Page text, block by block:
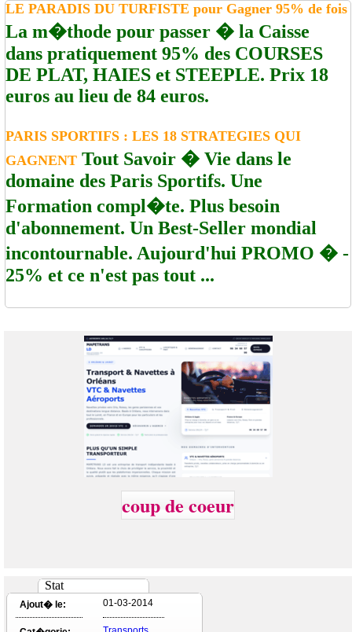
LE PARADIS DU TURFISTE pour Gagner 95% de fois
La m�thode pour passer � la Caisse
dans pratiquement 95% des COURSES
DE PLAT, HAIES et STEEPLE. Prix 18
euros au lieu de 84 euros.
PARIS SPORTIFS : LES 18 STRATEGIES QUI
GAGNENT Tout Savoir � Vie dans le
domaine des Paris Sportifs. Une
Formation compl�te. Plus besoin
d'abonnement. Un Best-Seller mondial
incontournable. Aujourd'hui PROMO � -
25% et ce n'est pas tout ...
coup de coeur
Stat
Ajout� le: 01-03-2014